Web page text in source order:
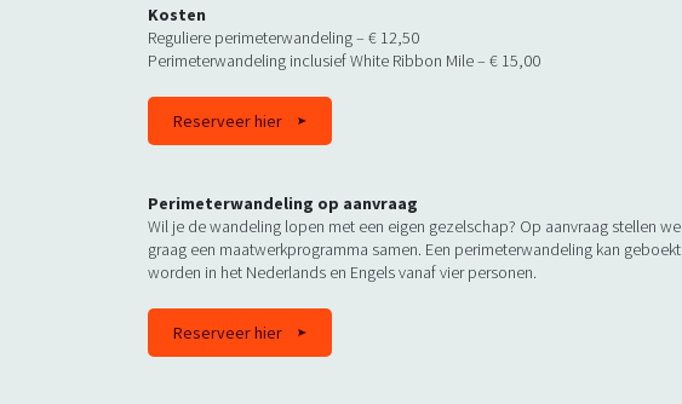
Kosten
Reguliere perimeterwandeling – € 12,50
Perimeterwandeling inclusief White Ribbon Mile – € 15,00
Reserveer hier
Perimeterwandeling op aanvraag
Wil je de wandeling lopen met een eigen gezelschap? Op aanvraag stellen we
graag een maatwerkprogramma samen. Een perimeterwandeling kan geboekt
worden in het Nederlands en Engels vanaf vier personen.
Reserveer hier